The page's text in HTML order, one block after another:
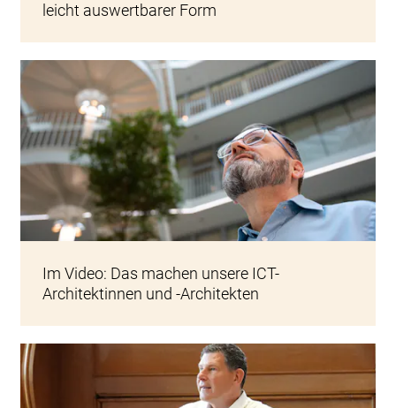
leicht auswertbarer Form
Im Video: Das machen unsere ICT-
Architektinnen und -Architekten